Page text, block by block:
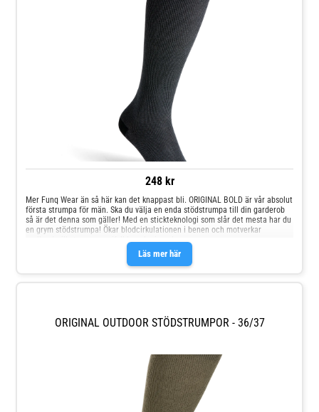
248 kr
Läs mer här
Mer Funq Wear än så här kan det knappast bli. ORIGINAL BOLD är vår absolut
första strumpa för män. Ska du välja en enda stödstrumpa till din garderob
så är det denna som gäller! Med en stickteknologi som slår det mesta har du
en grym stödstrumpa! Ökar blodcirkulationen i benen och motverkar
svullnad, vilket ger energifyllda och pigga ben.
ORIGINAL OUTDOOR STÖDSTRUMPOR - 36/37